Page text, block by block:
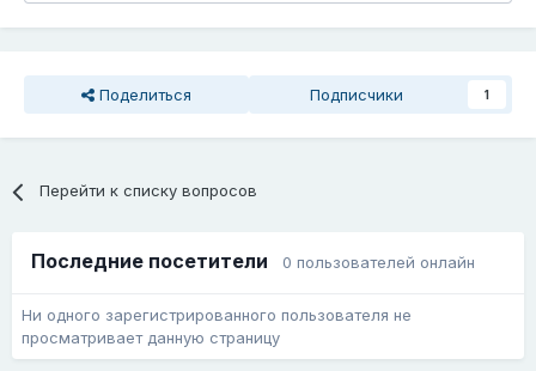
Поделиться Подписчики 1
Перейти к списку вопросов
Последние посетители 0 пользователей онлайн
Ни одного зарегистрированного пользователя не
просматривает данную страницу